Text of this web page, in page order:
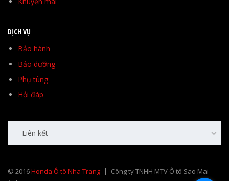
DỊCH VỤ
Bảo hành
Bảo dưỡng
Phụ tùng
Hỏi đáp
-- Liên kết --
© 2016Honda Ô tô Nha Trang
Công ty TNHH MTV Ô tô Sao Mai